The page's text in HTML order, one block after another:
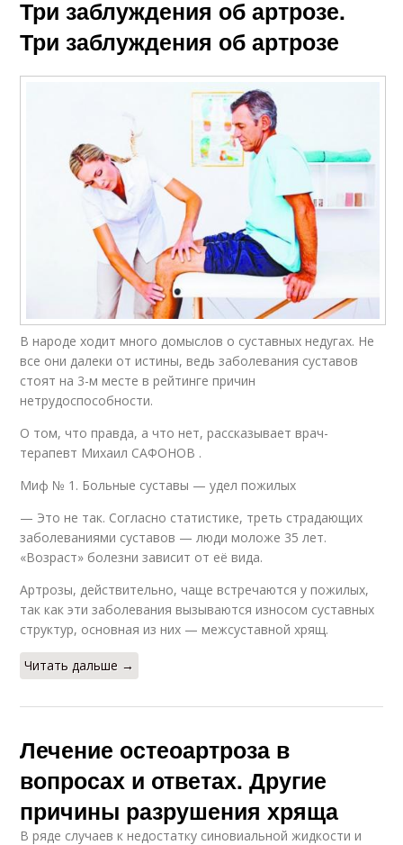
Три заблуждения об артрозе.
Три заблуждения об артрозе
В народе ходит много домыслов о сус­тавных недугах. Не
все они далеки от истины, ведь заболевания суставов
стоят на 3-м месте в рейтинге причин
нетрудоспособности.
О том, что правда, а что нет, рассказывает врач-
терапевт Михаил САФОНОВ .
Миф № 1. Больные суставы — удел пожилых
— Это не так. Согласно статистике, треть страдающих
заболеваниями суставов — люди моложе 35 лет.
«Возраст» болезни зависит от её вида.
Артрозы, действительно, чаще встречаются у пожилых,
так как эти заболевания вызываются износом суставных
структур, основная из них — межсус­тавной хрящ.
Читать дальше →
Лечение остеоартроза в
вопросах и ответах. Другие
причины разрушения хряща
В ряде случаев к недостатку синовиальной жидкости и